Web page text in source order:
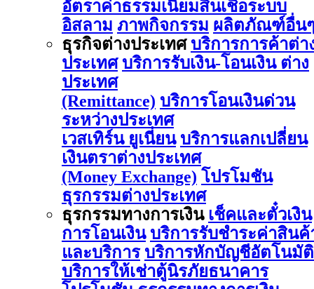
อัตราค่าธรรมเนียมสินเชื่อระบบ
อิสลาม ภาพกิจกรรม ผลิตภัณฑ์อื่น
ธุรกิจต่างประเทศ บริการการค้าต่า
ประเทศ บริการรับเงิน-โอนเงิน ต่าง
ประเทศ
(Remittance) บริการโอนเงินด่วน
ระหว่างประเทศ
เวสเทิร์น ยูเนี่ยน บริการแลกเปลี่ยน
เงินตราต่างประเทศ
(Money Exchange) โปรโมชัน
ธุรกรรมต่างประเทศ
ธุรกรรมทางการเงิน เช็คและตั๋วเงิน
การโอนเงิน บริการรับชำระค่าสินค้
และบริการ บริการหักบัญชีอัตโนมัติ
บริการให้เช่าตู้นิรภัยธนาคาร